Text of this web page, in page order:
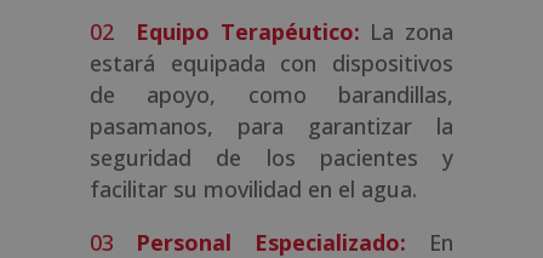
Equipo Terapéutico: La zona
estará equipada con dispositivos
de apoyo, como barandillas,
pasamanos, para garantizar la
seguridad de los pacientes y
facilitar su movilidad en el agua.
Personal Especializado: En